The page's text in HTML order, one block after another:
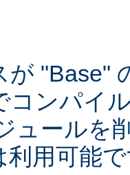
が "Base"
コンパイ
ュールを
利用可能